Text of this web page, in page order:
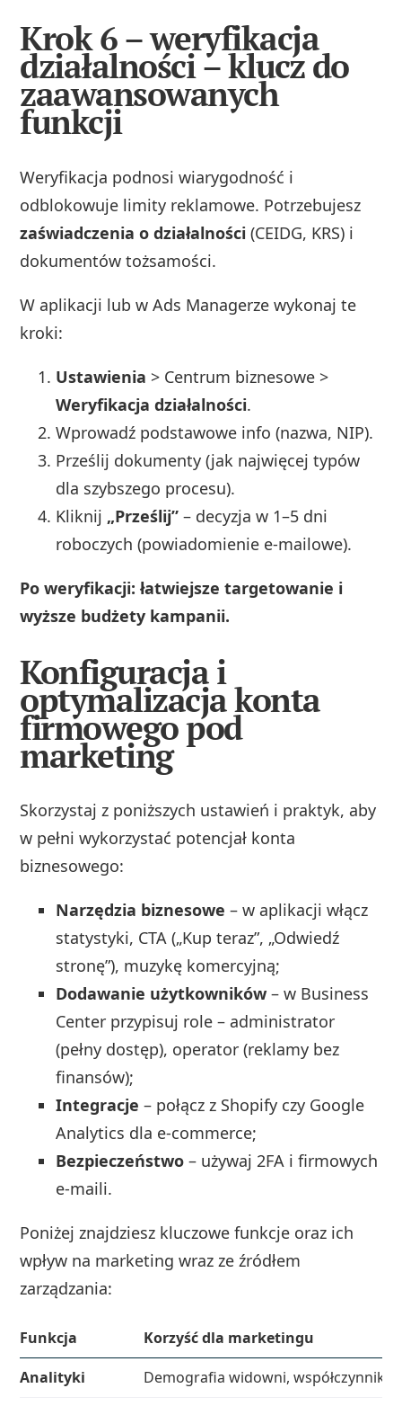
Krok 6 – weryfikacja
działalności – klucz do
zaawansowanych
funkcji
Weryfikacja podnosi wiarygodność i
odblokowuje limity reklamowe. Potrzebujesz
zaświadczenia o działalności (CEIDG, KRS) i
dokumentów tożsamości.
W aplikacji lub w Ads Managerze wykonaj te
kroki:
Ustawienia > Centrum biznesowe >
Weryfikacja działalności.
Wprowadź podstawowe info (nazwa, NIP).
Prześlij dokumenty (jak najwięcej typów
dla szybszego procesu).
Kliknij „Prześlij” – decyzja w 1–5 dni
roboczych (powiadomienie e-mailowe).
Po weryfikacji: łatwiejsze targetowanie i
wyższe budżety kampanii.
Konfiguracja i
optymalizacja konta
firmowego pod
marketing
Skorzystaj z poniższych ustawień i praktyk, aby
w pełni wykorzystać potencjał konta
biznesowego:
Narzędzia biznesowe – w aplikacji włącz
statystyki, CTA („Kup teraz”, „Odwiedź
stronę”), muzykę komercyjną;
Dodawanie użytkowników – w Business
Center przypisuj role – administrator
(pełny dostęp), operator (reklamy bez
finansów);
Integracje – połącz z Shopify czy Google
Analytics dla e-commerce;
Bezpieczeństwo – używaj 2FA i firmowych
e-maili.
Poniżej znajdziesz kluczowe funkcje oraz ich
wpływ na marketing wraz ze źródłem
zarządzania:
Funkcja
Korzyść dla marketingu
Analityki
Demografia widowni, współczynnik